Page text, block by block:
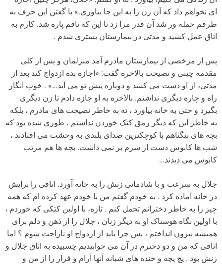
ای نخواهم داد که آن زن را به این جا بیاوری.» با گفتن این حرف به
طرفم حمله ور شد آن قدر مرا زد تا این که نافم پاره شد. کارم به
اتاق عمل کشید و مدتی در بیمارستان بستری شدم .
پس از مرخصی از بیمارستان مادرم آمد منزلمان و پس از کلی
مقدمه چینی و نصیحت بالاخره گفت: «اجازه بده ازدواج کند بعد از
مدتی، از او دست می کشد و دوباره پیش تو می آید…» . خوب انگار
راه و چاره دیگری نداشتم. بالاخره به او جازه دادم تا زن دیگری
بگیرد و حتی به خانه بیاورد ، نه به خاطر نصیحت های مادرم ، بلکه
به خاطر این که دیگر رمق کتک خوردن نداشتم ، طوری شده بود که
بجه های بیگناهم با کوچکترین صدای بلندی به وحشت می افتادند ،
شب ها کابوس دست از سرم بر نمی داشت. بچه ها هم مرتب
کابوس می دیدند…
جلال به سرعت و با شادمانی زنش را به خانه آورد. اتاقی را برایش
در خانه آماده کرد . به خودم گفتم من با خودم عهد کرده ام که همه
چیز را به خاطر دخترانم تحمل کنم . تازه، با اولین کتکی که خوردم ،
با اولین نگاه هوسناک او به دیگر زنان ، جلال را از ذهن و دلم برای
همیشه بیرون انداختم ، پس چرا باید از ازدواج او ناراحت شوم ؟ اما
اتاقی که من و دو دخترم در آن می خوابیدیم چسبیده به اتاق جلال و
زنش بود . پچ پچه و خنده های شبانه آنها آرام و قرار را از من و